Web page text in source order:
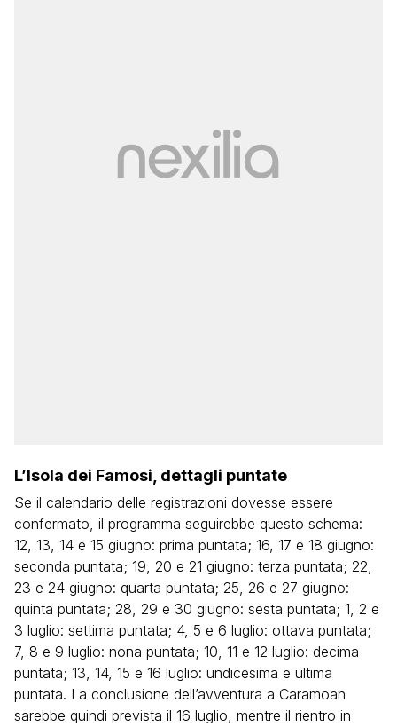
L’Isola dei Famosi, dettagli puntate
Se il calendario delle registrazioni dovesse essere
confermato, il programma seguirebbe questo schema:
12, 13, 14 e 15 giugno: prima puntata; 16, 17 e 18 giugno:
seconda puntata; 19, 20 e 21 giugno: terza puntata; 22,
23 e 24 giugno: quarta puntata; 25, 26 e 27 giugno:
quinta puntata; 28, 29 e 30 giugno: sesta puntata; 1, 2 e
3 luglio: settima puntata; 4, 5 e 6 luglio: ottava puntata;
7, 8 e 9 luglio: nona puntata; 10, 11 e 12 luglio: decima
puntata; 13, 14, 15 e 16 luglio: undicesima e ultima
puntata. La conclusione dell’avventura a Caramoan
sarebbe quindi prevista il 16 luglio, mentre il rientro in